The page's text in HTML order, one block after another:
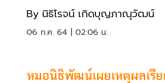
By นิธิโรจน์ เกิดบุญภาณุวัฒน์
06 ก.ค. 64 | 02:06 น.
หมอนิธิพัฒน์เผยเหตุผลเรี